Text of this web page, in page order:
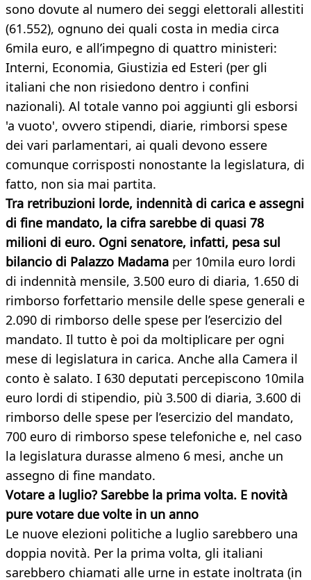
sono dovute al numero dei seggi elettorali allestiti
(61.552), ognuno dei quali costa in media circa
6mila euro, e all’impegno di quattro ministeri:
Interni, Economia, Giustizia ed Esteri (per gli
italiani che non risiedono dentro i confini
nazionali). Al totale vanno poi aggiunti gli esborsi
'a vuoto', ovvero stipendi, diarie, rimborsi spese
dei vari parlamentari, ai quali devono essere
comunque corrisposti nonostante la legislatura, di
fatto, non sia mai partita.
Tra retribuzioni lorde, indennità di carica e assegni
di fine mandato, la cifra sarebbe di quasi 78
milioni di euro. Ogni senatore, infatti, pesa sul
bilancio di Palazzo Madama per 10mila euro lordi
di indennità mensile, 3.500 euro di diaria, 1.650 di
rimborso forfettario mensile delle spese generali e
2.090 di rimborso delle spese per l’esercizio del
mandato. Il tutto è poi da moltiplicare per ogni
mese di legislatura in carica. Anche alla Camera il
conto è salato. I 630 deputati percepiscono 10mila
euro lordi di stipendio, più 3.500 di diaria, 3.600 di
rimborso delle spese per l’esercizio del mandato,
700 euro di rimborso spese telefoniche e, nel caso
la legislatura durasse almeno 6 mesi, anche un
assegno di fine mandato.
Votare a luglio? Sarebbe la prima volta. E novità
pure votare due volte in un anno
Le nuove elezioni politiche a luglio sarebbero una
doppia novità. Per la prima volta, gli italiani
sarebbero chiamati alle urne in estate inoltrata (in